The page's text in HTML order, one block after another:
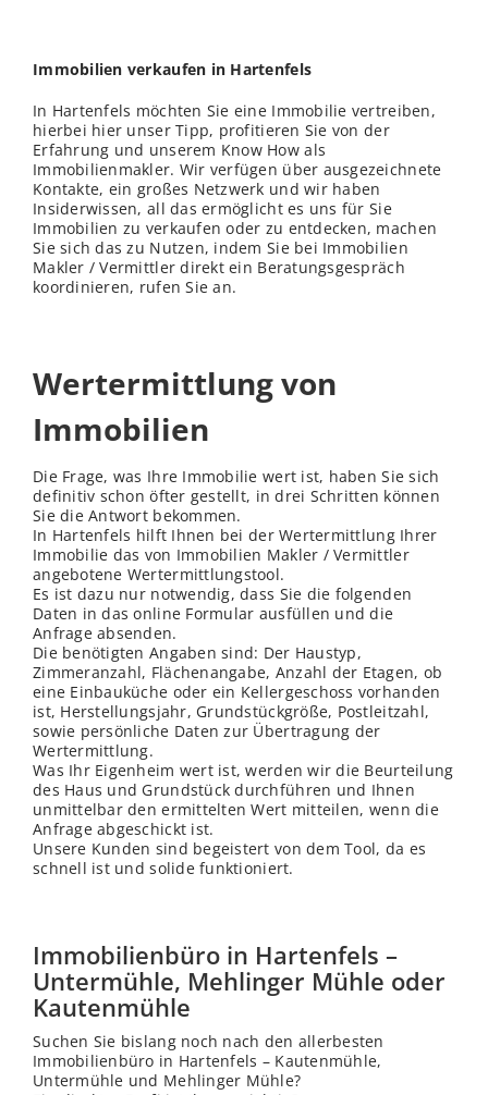
Immobilien verkaufen in Hartenfels
In Hartenfels möchten Sie eine Immobilie vertreiben,
hierbei hier unser Tipp, profitieren Sie von der
Erfahrung und unserem Know How als
Immobilienmakler. Wir verfügen über ausgezeichnete
Kontakte, ein großes Netzwerk und wir haben
Insiderwissen, all das ermöglicht es uns für Sie
Immobilien zu verkaufen oder zu entdecken, machen
Sie sich das zu Nutzen, indem Sie bei Immobilien
Makler / Vermittler direkt ein Beratungsgespräch
koordinieren, rufen Sie an.
Wertermittlung von
Immobilien
Die Frage, was Ihre Immobilie wert ist, haben Sie sich
definitiv schon öfter gestellt, in drei Schritten können
Sie die Antwort bekommen.
In Hartenfels hilft Ihnen bei der Wertermittlung Ihrer
Immobilie das von Immobilien Makler / Vermittler
angebotene Wertermittlungstool.
Es ist dazu nur notwendig, dass Sie die folgenden
Daten in das online Formular ausfüllen und die
Anfrage absenden.
Die benötigten Angaben sind: Der Haustyp,
Zimmeranzahl, Flächenangabe, Anzahl der Etagen, ob
eine Einbauküche oder ein Kellergeschoss vorhanden
ist, Herstellungsjahr, Grundstückgröße, Postleitzahl,
sowie persönliche Daten zur Übertragung der
Wertermittlung.
Was Ihr Eigenheim wert ist, werden wir die Beurteilung
des Haus und Grundstück durchführen und Ihnen
unmittelbar den ermittelten Wert mitteilen, wenn die
Anfrage abgeschickt ist.
Unsere Kunden sind begeistert von dem Tool, da es
schnell ist und solide funktioniert.
Immobilienbüro in Hartenfels –
Untermühle, Mehlinger Mühle oder
Kautenmühle
Suchen Sie bislang noch nach den allerbesten
Immobilienbüro in Hartenfels – Kautenmühle,
Untermühle und Mehlinger Mühle?